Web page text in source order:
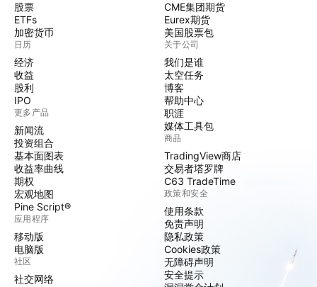
股票
ETFs
加密货币
日历
经济
收益
股利
IPO
更多产品
新闻流
投资组合
基本面图表
收益率曲线
期权
宏观地图
Pine Script®
应用程序
移动版
电脑版
社区
社交网络
CME集团期货
Eurex期货
美国股票包
关于公司
我们是谁
太空任务
博客
帮助中心
职涯
媒体工具包
商品
TradingView商店
交易者塔罗牌
C63 TradeTime
政策和安全
使用条款
免责声明
隐私政策
Cookies政策
无障碍声明
安全提示